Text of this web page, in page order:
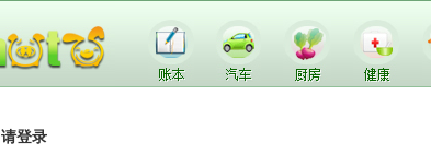
请登录